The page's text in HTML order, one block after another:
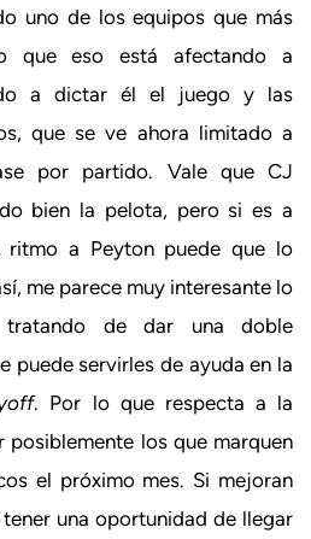
uno de los equipos que más
que eso está afectando a
a dictar él el juego y las
que se ve ahora limitado a
por partido. Vale que CJ
bien la pelota, pero si es a
ritmo a Peyton puede que lo
me parece muy interesante lo
tratando de dar una doble
puede servirles de ayuda en la
. Por lo que respecta a la
posiblemente los que marquen
el próximo mes. Si mejoran
una oportunidad de llegar